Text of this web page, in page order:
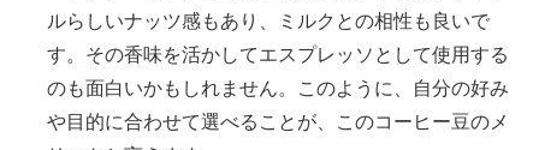
ルらしいナッツ感もあり、ミルクとの相性も良いで
す。その香味を活かしてエスプレッソとして使用する
のも面白いかもしれません。このように、自分の好み
や目的に合わせて選べることが、このコーヒー豆のメ